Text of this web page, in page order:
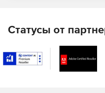
более быстрого и
обеспечивая высокое
повышения
Статусы от